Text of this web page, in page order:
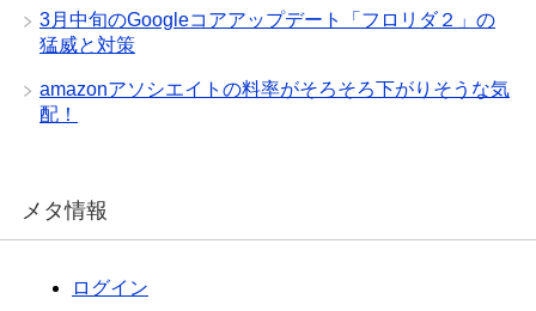
3月中旬のGoogleコアアップデート「フロリダ２」の
猛威と対策
amazonアソシエイトの料率がそろそろ下がりそうな気
配！
メタ情報
ログイン